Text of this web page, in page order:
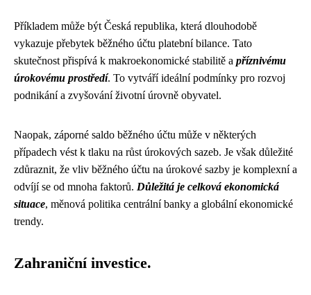
Příkladem může být Česká republika, která dlouhodobě
vykazuje přebytek běžného účtu platební bilance. Tato
skutečnost přispívá k makroekonomické stabilitě a příznivému
úrokovému prostředí. To vytváří ideální podmínky pro rozvoj
podnikání a zvyšování životní úrovně obyvatel.
Naopak, záporné saldo běžného účtu může v některých
případech vést k tlaku na růst úrokových sazeb. Je však důležité
zdůraznit, že vliv běžného účtu na úrokové sazby je komplexní a
odvíjí se od mnoha faktorů. Důležitá je celková ekonomická
situace, měnová politika centrální banky a globální ekonomické
trendy.
Zahraniční investice.